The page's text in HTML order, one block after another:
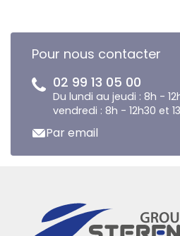
Pour nous contacter
02 99 13 05 00
Du lundi au jeudi : 8h -
vendredi : 8h - 12h30 et
Par email